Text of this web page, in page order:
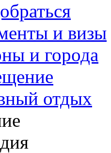
и визы
и города
отдых